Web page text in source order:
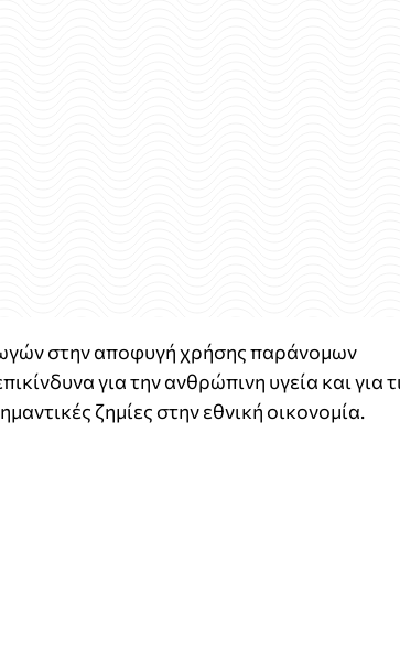
στην αποφυγή χρήσης παράνομων
για την ανθρώπινη υγεία και για
ζημίες στην εθνική οικονομία.